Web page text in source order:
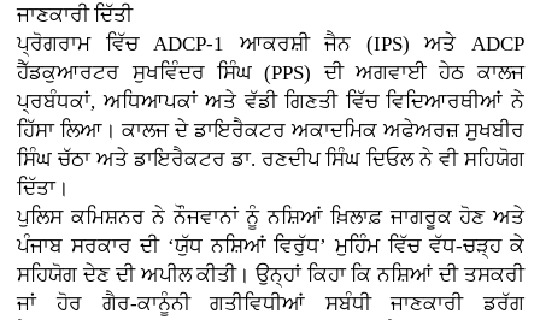
ਜਾਣਕਾਰੀ ਦਿੱਤੀ
ਪ੍ਰੋਗਰਾਮ ਵਿੱਚ ADCP-1 ਆਕਰਸ਼ੀ ਜੈਨ (IPS) ਅਤੇ ADCP
ਹੈੱਡਕੁਆਰਟਰ ਸੁਖਵਿੰਦਰ ਸਿੰਘ (PPS) ਦੀ ਅਗਵਾਈ ਹੇਠ ਕਾਲਜ
ਪ੍ਰਬੰਧਕਾਂ, ਅਧਿਆਪਕਾਂ ਅਤੇ ਵੱਡੀ ਗਿਣਤੀ ਵਿੱਚ ਵਿਦਿਆਰਥੀਆਂ ਨੇ
ਹਿੱਸਾ ਲਿਆ। ਕਾਲਜ ਦੇ ਡਾਇਰੈਕਟਰ ਅਕਾਦਮਿਕ ਅਫੇਅਰਜ਼ ਸੁਖਬੀਰ
ਸਿੰਘ ਚੱਠਾ ਅਤੇ ਡਾਇਰੈਕਟਰ ਡਾ. ਰਣਦੀਪ ਸਿੰਘ ਦਿਓਲ ਨੇ ਵੀ ਸਹਿਯੋਗ
ਦਿੱਤਾ।
ਪੁਲਿਸ ਕਮਿਸ਼ਨਰ ਨੇ ਨੌਜਵਾਨਾਂ ਨੂੰ ਨਸ਼ਿਆਂ ਖ਼ਿਲਾਫ਼ ਜਾਗਰੂਕ ਹੋਣ ਅਤੇ
ਪੰਜਾਬ ਸਰਕਾਰ ਦੀ ‘ਯੁੱਧ ਨਸ਼ਿਆਂ ਵਿਰੁੱਧ’ ਮੁਹਿੰਮ ਵਿੱਚ ਵੱਧ-ਚੜ੍ਹ ਕੇ
ਸਹਿਯੋਗ ਦੇਣ ਦੀ ਅਪੀਲ ਕੀਤੀ। ਉਨ੍ਹਾਂ ਕਿਹਾ ਕਿ ਨਸ਼ਿਆਂ ਦੀ ਤਸਕਰੀ
ਜਾਂ ਹੋਰ ਗੈਰ-ਕਾਨੂੰਨੀ ਗਤੀਵਿਧੀਆਂ ਸਬੰਧੀ ਜਾਣਕਾਰੀ ਡਰੱਗ